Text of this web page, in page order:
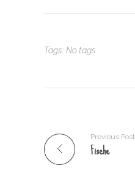
Tags: No tags
Previous Post
Fische